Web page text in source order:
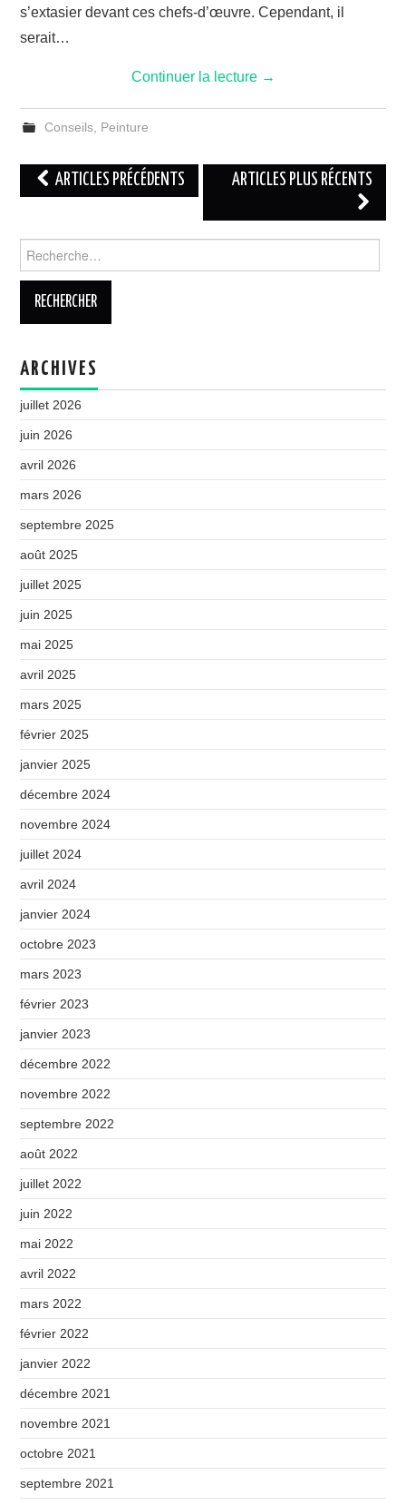
s’extasier devant ces chefs-d’œuvre. Cependant, il
serait…
Continuer la lecture →
Conseils, Peinture
Navigation
des
ARTICLES PRÉCÉDENTS ARTICLES PLUS RÉCENTS
ARCHIVES
juillet 2026
juin 2026
avril 2026
mars 2026
septembre 2025
août 2025
juillet 2025
juin 2025
mai 2025
avril 2025
mars 2025
février 2025
janvier 2025
décembre 2024
novembre 2024
juillet 2024
avril 2024
janvier 2024
octobre 2023
mars 2023
février 2023
janvier 2023
décembre 2022
novembre 2022
septembre 2022
août 2022
juillet 2022
juin 2022
mai 2022
avril 2022
mars 2022
février 2022
janvier 2022
décembre 2021
novembre 2021
octobre 2021
septembre 2021